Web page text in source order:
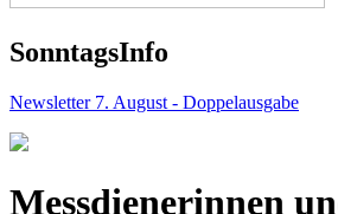
SonntagsInfo
Newsletter 7. August - Doppelausgabe
Messdienerinnen